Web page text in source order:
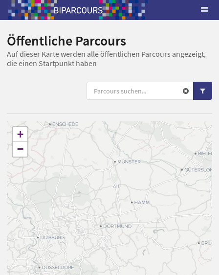
Öffentliche Parcours
Auf dieser Karte werden alle öffentlichen Parcours angezeigt,
die einen Startpunkt haben
+
−